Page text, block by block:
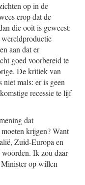
op in de
erop dat de
die ooit is geweest:
aan dat er
goed voorbereid te
De kritiek van
mals: er is geen
recessie te lijf
dat
krijgen? Want
Zuid-Europa en
Ik zou daar
Minister op willen